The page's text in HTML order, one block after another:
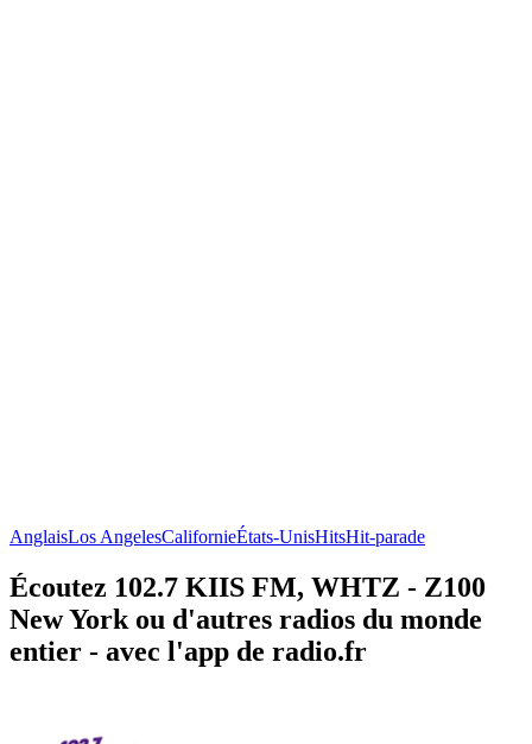
AnglaisLos AngelesCalifornieÉtats-UnisHitsHit-parade
Écoutez 102.7 KIIS FM, WHTZ - Z100
New York ou d'autres radios du monde
entier - avec l'app de radio.fr